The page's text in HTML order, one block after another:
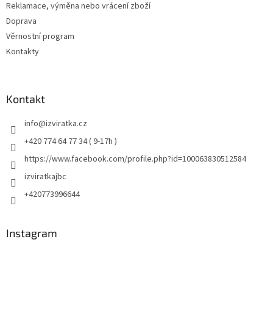
Reklamace, výměna nebo vrácení zboží
Doprava
Věrnostní program
Kontakty
Kontakt
info@izviratka.cz
+420 774 64 77 34 ( 9-17h )
https://www.facebook.com/profile.php?id=100063830512584
izviratkajbc
+420773996644
Instagram